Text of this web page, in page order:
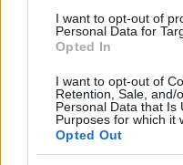
I want to opt-out of
Personal Data for
Opted In
I want to opt-out of
Retention, Sale, and/
Personal Data that Is
Purposes for which it
Opted Out
büszkék, hiszen az